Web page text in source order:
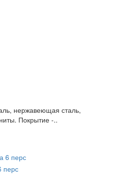
нержавеющая сталь,
Покрытие -..
перс